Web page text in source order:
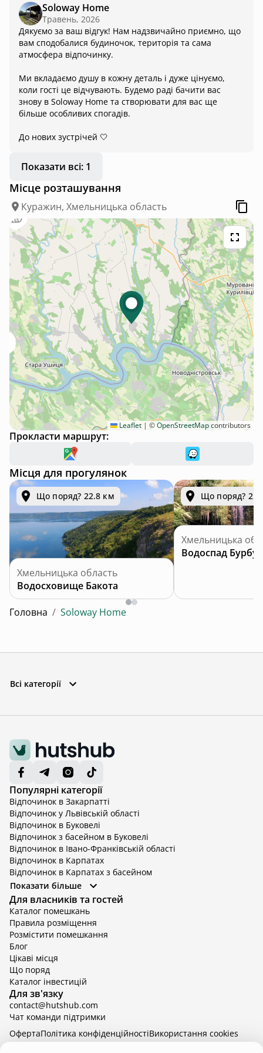
Дністер, що створює особливу атмосферу спокою та
гармонії. Дуже сподобалася можливість покататися на
сапах і помилуватися неймовірними краєвидами річки
просто з води. Для любителів відпочинку на свіжому
повітрі є чудова мангальна зона та комфортне місце для
та турботою про гостей. Щиро дякуємо господарям за
гостинність! Це саме те місце, куди хочеться повертатися
знову і знову. Рекомендуємо від усього серця!
Soloway Home
Травень, 2026
Дякуємо за ваш відгук! Нам надзвичайно приємно, що
вам сподобалися будиночок, територія та сама
атмосфера відпочинку.
Ми вкладаємо душу в кожну деталь і дуже цінуємо,
коли гості це відчувають. Будемо раді бачити вас
знову в Soloway Home та створювати для вас ще
більше особливих спогадів.
До нових зустрічей 🤍
Показати всі: 1
Місце розташування
Куражин, Хмельницька область
Leaflet | ©OpenStreetMapcontributors
Прокласти маршрут:
Місця для прогулянок
Що поряд? 22.8 км
Хмельницька область
Водосховище Бакота
Що поряд?
Хмельницька
Водоспад Бурбун
Головна / Soloway Home
Всі категорії
Популярні категорії
Відпочинок в Закарпатті
Відпочинок у Львівській області
Відпочинок в Буковелі
Відпочинок з басейном в Буковелі
Відпочинок в Івано-Франківській області
Відпочинок в Карпатах
Відпочинок в Карпатах з басейном
Відпочинок в Київській області
Відпочинок в Київській області з басейном
Відпочинок в Тернопільській області
Відпочинок у Вінницькій області
Відпочинок в Яремче
Відпочинок у Львівській області з басейном
Відпочинок з басейном в Тернопільській області
Показати більше
Для власників та гостей
Каталог помешкань
Правила розміщення
Розмістити помешкання
Блог
Цікаві місця
Що поряд
Каталог інвестицій
Для зв'язку
contact@hutshub.com
Чат команди підтримки
hutshub | ©2026
ОфертаПолітика конфіденційностіBикористання cookies